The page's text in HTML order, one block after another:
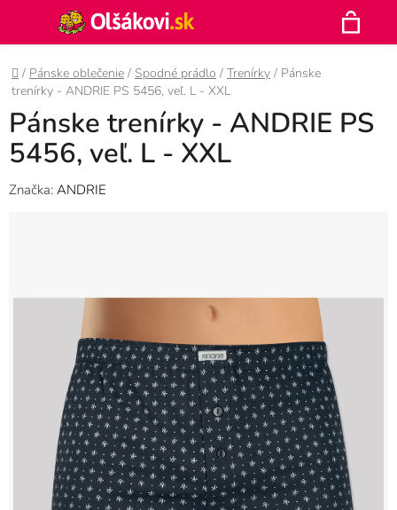
obsah
Hľadať
Domov
/ Pánske oblečenie / Spodné prádlo / Trenírky / Pánske
trenírky - ANDRIE PS 5456, veľ. L - XXL
Pánske trenírky - ANDRIE PS
5456, veľ. L - XXL
Značka: ANDRIE